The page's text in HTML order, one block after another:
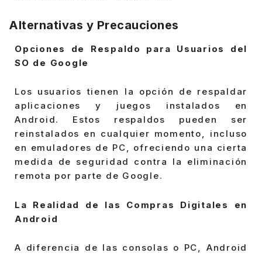
Alternativas y Precauciones
Opciones de Respaldo para Usuarios del
SO de Google
Los usuarios tienen la opción de respaldar
aplicaciones y juegos instalados en
Android. Estos respaldos pueden ser
reinstalados en cualquier momento, incluso
en emuladores de PC, ofreciendo una cierta
medida de seguridad contra la eliminación
remota por parte de Google.
La Realidad de las Compras Digitales en
Android
A diferencia de las consolas o PC, Android